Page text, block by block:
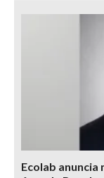
Ecolab anuncia